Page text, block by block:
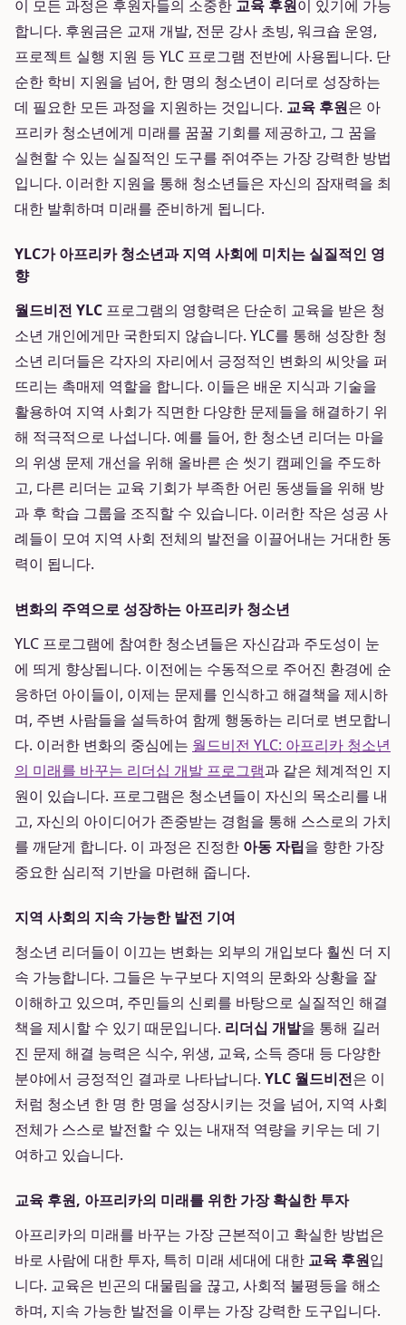
이 모든 과정은 후원자들의 소중한 교육 후원이 있기에 가능
합니다. 후원금은 교재 개발, 전문 강사 초빙, 워크숍 운영,
프로젝트 실행 지원 등 YLC 프로그램 전반에 사용됩니다. 단
순한 학비 지원을 넘어, 한 명의 청소년이 리더로 성장하는
데 필요한 모든 과정을 지원하는 것입니다. 교육 후원은 아
프리카 청소년에게 미래를 꿈꿀 기회를 제공하고, 그 꿈을
실현할 수 있는 실질적인 도구를 쥐여주는 가장 강력한 방법
입니다. 이러한 지원을 통해 청소년들은 자신의 잠재력을 최
대한 발휘하며 미래를 준비하게 됩니다.
YLC가 아프리카 청소년과 지역 사회에 미치는 실질적인 영
향
월드비전 YLC 프로그램의 영향력은 단순히 교육을 받은 청
소년 개인에게만 국한되지 않습니다. YLC를 통해 성장한 청
소년 리더들은 각자의 자리에서 긍정적인 변화의 씨앗을 퍼
뜨리는 촉매제 역할을 합니다. 이들은 배운 지식과 기술을
활용하여 지역 사회가 직면한 다양한 문제들을 해결하기 위
해 적극적으로 나섭니다. 예를 들어, 한 청소년 리더는 마을
의 위생 문제 개선을 위해 올바른 손 씻기 캠페인을 주도하
고, 다른 리더는 교육 기회가 부족한 어린 동생들을 위해 방
과 후 학습 그룹을 조직할 수 있습니다. 이러한 작은 성공 사
례들이 모여 지역 사회 전체의 발전을 이끌어내는 거대한 동
력이 됩니다.
변화의 주역으로 성장하는 아프리카 청소년
YLC 프로그램에 참여한 청소년들은 자신감과 주도성이 눈
에 띄게 향상됩니다. 이전에는 수동적으로 주어진 환경에 순
응하던 아이들이, 이제는 문제를 인식하고 해결책을 제시하
며, 주변 사람들을 설득하여 함께 행동하는 리더로 변모합니
다. 이러한 변화의 중심에는 월드비전 YLC: 아프리카 청소년
의 미래를 바꾸는 리더십 개발 프로그램과 같은 체계적인 지
원이 있습니다. 프로그램은 청소년들이 자신의 목소리를 내
고, 자신의 아이디어가 존중받는 경험을 통해 스스로의 가치
를 깨닫게 합니다. 이 과정은 진정한 아동 자립을 향한 가장
중요한 심리적 기반을 마련해 줍니다.
지역 사회의 지속 가능한 발전 기여
청소년 리더들이 이끄는 변화는 외부의 개입보다 훨씬 더 지
속 가능합니다. 그들은 누구보다 지역의 문화와 상황을 잘
이해하고 있으며, 주민들의 신뢰를 바탕으로 실질적인 해결
책을 제시할 수 있기 때문입니다. 리더십 개발을 통해 길러
진 문제 해결 능력은 식수, 위생, 교육, 소득 증대 등 다양한
분야에서 긍정적인 결과로 나타납니다. YLC 월드비전은 이
처럼 청소년 한 명 한 명을 성장시키는 것을 넘어, 지역 사회
전체가 스스로 발전할 수 있는 내재적 역량을 키우는 데 기
여하고 있습니다.
교육 후원, 아프리카의 미래를 위한 가장 확실한 투자
아프리카의 미래를 바꾸는 가장 근본적이고 확실한 방법은
바로 사람에 대한 투자, 특히 미래 세대에 대한 교육 후원입
니다. 교육은 빈곤의 대물림을 끊고, 사회적 불평등을 해소
하며, 지속 가능한 발전을 이루는 가장 강력한 도구입니다.